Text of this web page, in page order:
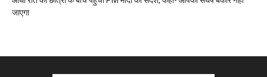
जाएगा